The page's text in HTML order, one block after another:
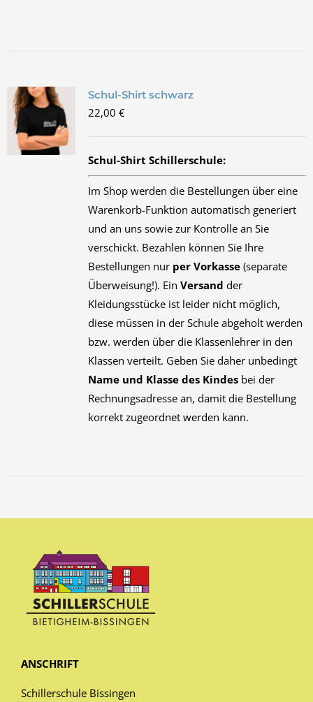
Schul-Shirt schwarz
22,00 €
Schul-Shirt Schillerschule:
Im Shop werden die Bestellungen über eine
Warenkorb-Funktion automatisch generiert
und an uns sowie zur Kontrolle an Sie
verschickt. Bezahlen können Sie Ihre
Bestellungen nur per Vorkasse(separate
Überweisung!). Ein Versand der
Kleidungsstücke ist leider nicht möglich,
diese müssen in der Schule abgeholt werden
bzw. werden über die Klassenlehrer in den
Klassen verteilt. Geben Sie daher unbedingt
Name und Klasse des Kindesbei der
Rechnungsadresse an, damit die Bestellung
korrekt zugeordnet werden kann.
ANSCHRIFT
Schillerschule Bissingen